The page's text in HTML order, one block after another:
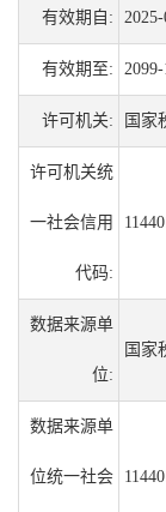
有效期自:
有效期至:
许可机关: 国家
许可机关统
一社会信用
代码:
数据来源单
位:
国家
数据来源单
位统一社会